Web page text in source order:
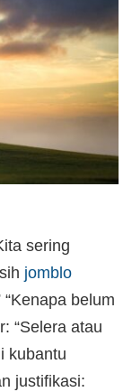
sering
jomblo
belum
“Selera atau
kubantu
justifikasi: